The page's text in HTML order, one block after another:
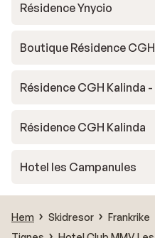
Résidence Ynycio
Boutique Résidence
Résidence CGH Kalinda
Résidence CGH Kalinda
Hotel les Campanules
Hem Skidresor Frankrike